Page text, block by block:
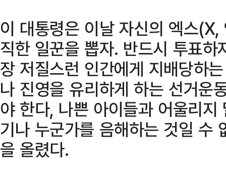
이 대통령은 이날 자신의 엑스
직한 일꾼을 뽑자. 반드시 투표
장 저질스런 인간에게 지배당하
나 진영을 유리하게 하는 선거운
야 한다, 나쁜 아이들과 어울리
기나 누군가를 음해하는 것일 수
을 올렸다.